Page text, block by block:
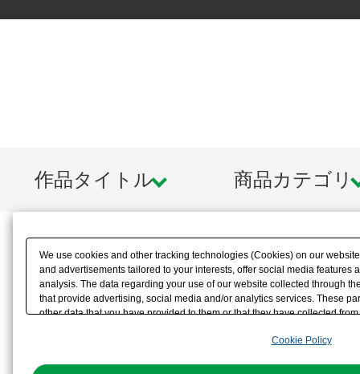
作品タイトル 商品カテゴリ
We use cookies and other tracking technologies (Cookies) on our
and advertisements tailored to your interests, offer social media features
analysis. The data regarding your use of our website collected through
that provide advertising, social media and/or analytics services. These
other data that you have provided to them or that they have collected
the use of all Cookies except for Strictly Necessary Cookies, please
You can change your consent or rejection settings at any time via
Cookie Policy